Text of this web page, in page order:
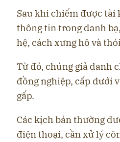
Sau khi chiếm được tài
thông tin trong danh
hệ, cách xưng hô và
Từ đó, chúng giả danh
đồng nghiệp, cấp dưới
gấp.
Các kịch bản thường
điện thoại, cần xử lý